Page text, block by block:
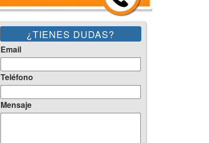
¿TIENES DUDAS?
Email
Teléfono
Mensaje